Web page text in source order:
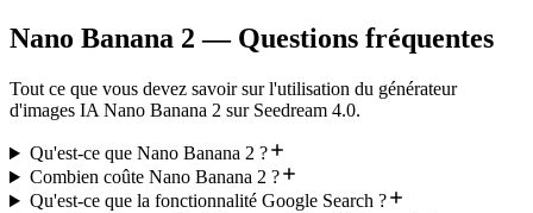
Nano Banana 2 — Questions fréquentes
Tout ce que vous devez savoir sur l'utilisation du générateur
d'images IA Nano Banana 2 sur Seedream 4.0.
Qu'est-ce que Nano Banana 2 ?
Combien coûte Nano Banana 2 ?
Qu'est-ce que la fonctionnalité Google Search ?